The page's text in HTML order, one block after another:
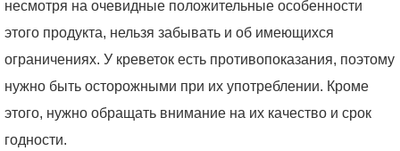
несмотря на очевидные положительные особенности
этого продукта, нельзя забывать и об имеющихся
ограничениях. У креветок есть противопоказания, поэтому
нужно быть осторожными при их употреблении. Кроме
этого, нужно обращать внимание на их качество и срок
годности.